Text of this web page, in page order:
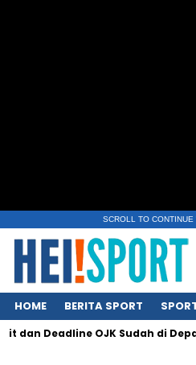
SCROLL TO CONTINUE
HOME BERITA SPORT
Deadline OJK Sudah di Depan